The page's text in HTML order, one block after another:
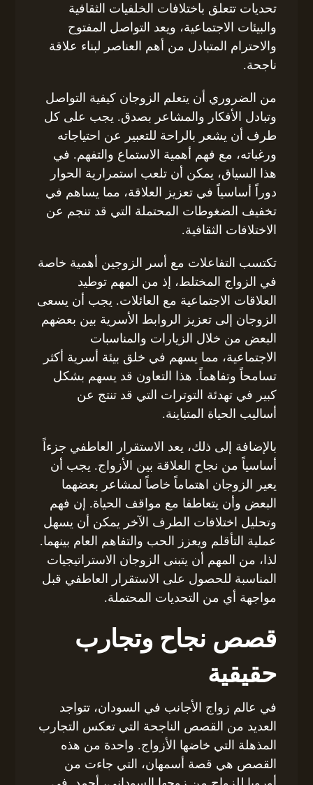
تحديات تتعلق باختلافات الخلفيات الثقافية
والبيئات الاجتماعية، ويعد التواصل المفتوح
والاحترام المتبادل من أهم العناصر لبناء علاقة
ناجحة.
من الضروري أن يتعلم الزوجان كيفية التواصل
وتبادل الأفكار والمشاعر بصدق. يجب على كل
طرف أن يشعر بالراحة للتعبير عن احتياجاته
ورغباته، مع فهم أهمية الاستماع والتفهم. في
هذا السياق، يمكن أن تلعب استمرارية الحوار
دوراً أساسياً في تعزيز العلاقة، مما يساهم في
تخفيف الضغوطات المحتملة التي قد تنجم عن
الاختلافات الثقافية.
تكتسب التفاعلات مع أسر الزوجين أهمية خاصة
في الزواج المختلط، إذ من المهم توطيد
العلاقات الاجتماعية مع العائلات. يجب أن يسعى
الزوجان إلى تعزيز الروابط الأسرية بين بعضهم
البعض من خلال الزيارات والمناسبات
الاجتماعية، مما يسهم في خلق بيئة أسرية أكثر
تسامحاً وتفاهماً. هذا التعاون قد يسهم بشكل
كبير في تهدئة التوترات التي قد تنتج عن
أساليب الحياة المتباينة.
بالإضافة إلى ذلك، يعد الاستقرار العاطفي جزءاً
أساسياً من نجاح العلاقة بين الأزواج. يجب أن
يعير الزوجان اهتماماً خاصاً لمشاعر بعضهما
البعض وأن يتعاطفا مع مواقف الحياة. إن فهم
وتحليل اختلافات الطرف الآخر يمكن أن يسهل
عملية التأقلم ويعزز الحب والتفاهم العام بينهما.
لذا، من المهم أن يتبنى الزوجان الاستراتيجيات
المناسبة للحصول على الاستقرار العاطفي قبل
مواجهة أي من التحديات المحتملة.
قصص نجاح وتجارب
حقيقية
في عالم زواج الأجانب في السودان، تتواجد
العديد من القصص الناجحة التي تعكس التجارب
المذهلة التي خاضها الأزواج. واحدة من هذه
القصص هي قصة أسمهان، التي جاءت من